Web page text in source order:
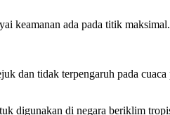
keamanan ada pada titik
dan tidak terpengaruh pada cuaca
digunakan di negara beriklim